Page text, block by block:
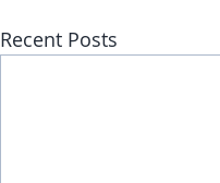
Recent Posts